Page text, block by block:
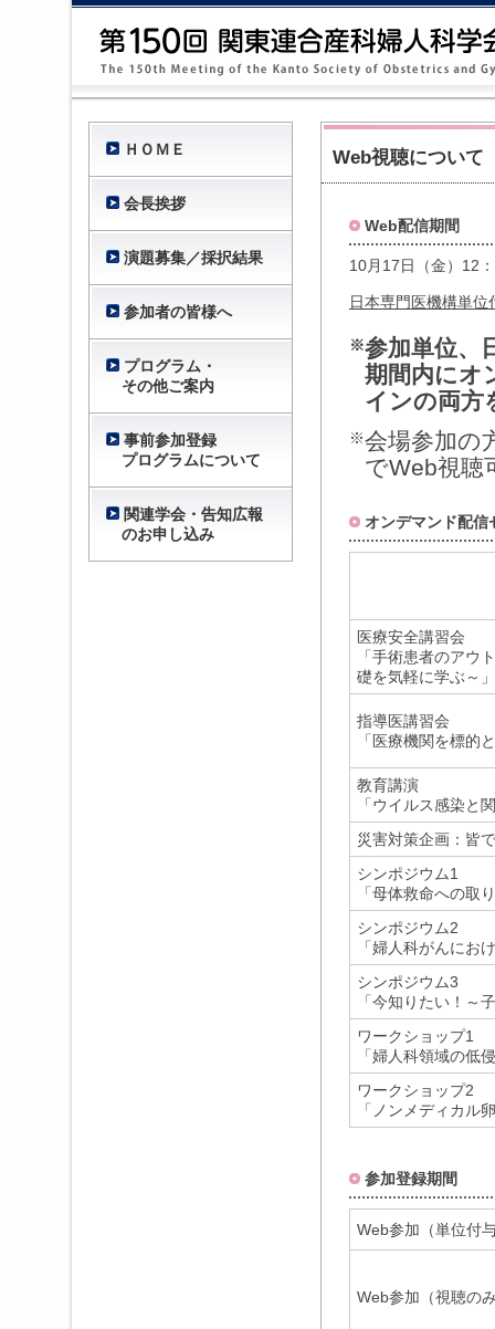
ＨＯＭＥ
会長挨拶
演題募集／採択結果
参加者の皆様へ
プログラム・
その他ご案内
事前参加登録
プログラムについて
関連学会・告知広報
のお申し込み
Web視聴について
Web配信期間
10月17日（金）12
日本専門医機構単
※参加単位、
期間内にオ
インの両方
※会場参加の
でWeb視聴
オンデマンド配信
医療安全講習会
「手術患者のアウ
礎を気軽に学ぶ～」
指導医講習会
「医療機関を標的
教育講演
「ウイルス感染と
災害対策企画：皆
シンポジウム1
「母体救命への取
シンポジウム2
「婦人科がんにお
シンポジウム3
「今知りたい！～
ワークショップ1
「婦人科領域の低
ワークショップ2
「ノンメディカル
参加登録期間
Web参加（単位付
Web参加（視聴の